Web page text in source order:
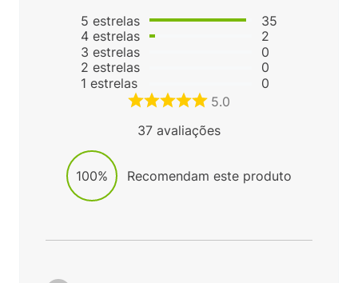
5 estrelas
4 estrelas
3 estrelas
2 estrelas
1 estrelas
35
2
0
0
0
5.0
37 avaliações
100% Recomendam este produto